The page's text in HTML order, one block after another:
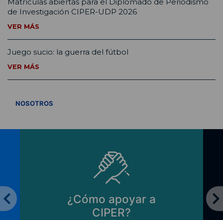
de Investigación CIPER-UDP 2026
VER MÁS
Juego sucio: la guerra del fútbol
VER MÁS
NOSOTROS
¿Cómo apoyar a
CIPER?